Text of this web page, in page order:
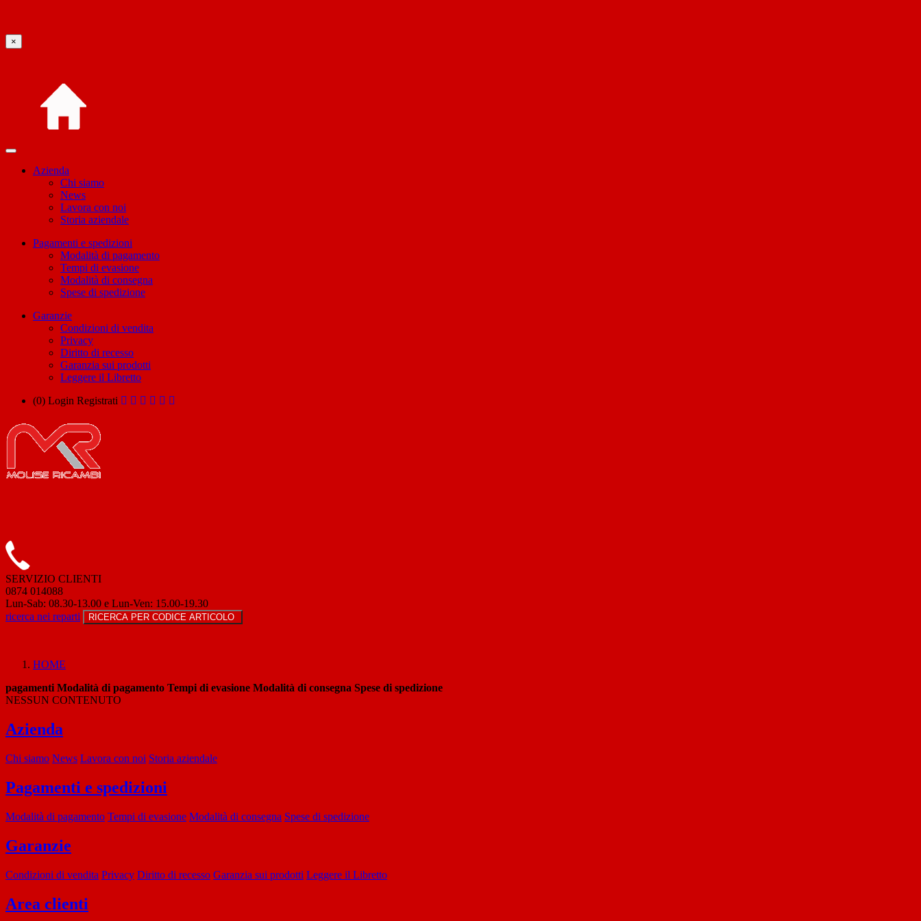
×
Azienda
Chi siamo
News
Lavora con noi
Storia aziendale
Pagamenti e spedizioni
Modalità di pagamento
Tempi di evasione
Modalità di consegna
Spese di spedizione
Garanzie
Condizioni di vendita
Privacy
Diritto di recesso
Garanzia sui prodotti
Leggere il Libretto
(0) Login Registrati
SERVIZIO CLIENTI
0874 014088
Lun-Sab: 08.30-13.00 e Lun-Ven: 15.00-19.30
ricerca nei reparti
RICERCA PER CODICE ARTICOLO
HOME
pagamenti Modalità di pagamento Tempi di evasione Modalità di consegna Spese di spedizione
NESSUN CONTENUTO
Azienda
Chi siamo News Lavora con noi Storia aziendale
Pagamenti e spedizioni
Modalità di pagamento Tempi di evasione Modalità di consegna Spese di spedizione
Garanzie
Condizioni di vendita Privacy Diritto di recesso Garanzia sui prodotti Leggere il Libretto
Area clienti